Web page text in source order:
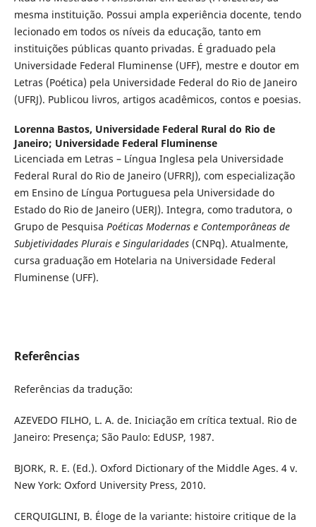
mesma instituição. Possui ampla experiência docente, tendo
lecionado em todos os níveis da educação, tanto em
instituições públicas quanto privadas. É graduado pela
Universidade Federal Fluminense (UFF), mestre e doutor em
Letras (Poética) pela Universidade Federal do Rio de Janeiro
(UFRJ). Publicou livros, artigos acadêmicos, contos e poesias.
Lorenna Bastos, Universidade Federal Rural do Rio de
Janeiro; Universidade Federal Fluminense
Licenciada em Letras – Língua Inglesa pela Universidade
Federal Rural do Rio de Janeiro (UFRRJ), com especialização
em Ensino de Língua Portuguesa pela Universidade do
Estado do Rio de Janeiro (UERJ). Integra, como tradutora, o
Grupo de Pesquisa Poéticas Modernas e Contemporâneas de
Subjetividades Plurais e Singularidades(CNPq). Atualmente,
cursa graduação em Hotelaria na Universidade Federal
Fluminense (UFF).
Referências
Referências da tradução:
AZEVEDO FILHO, L. A. de. Iniciação em crítica textual. Rio de
Janeiro: Presença; São Paulo: EdUSP, 1987.
BJORK, R. E. (Ed.). Oxford Dictionary of the Middle Ages. 4 v.
New York: Oxford University Press, 2010.
CERQUIGLINI, B. Éloge de la variante: histoire critique de la